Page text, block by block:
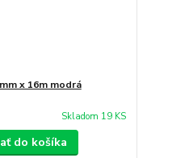
x 16m modrá
Skladom 19 KS
do košíka